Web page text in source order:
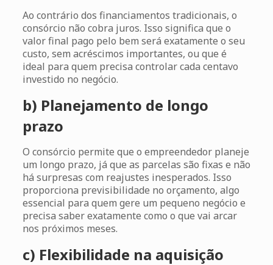
Ao contrário dos financiamentos tradicionais, o
consórcio não cobra juros. Isso significa que o
valor final pago pelo bem será exatamente o seu
custo, sem acréscimos importantes, ou que é
ideal para quem precisa controlar cada centavo
investido no negócio.
b) Planejamento de longo
prazo
O consórcio permite que o empreendedor planeje
um longo prazo, já que as parcelas são fixas e não
há surpresas com reajustes inesperados. Isso
proporciona previsibilidade no orçamento, algo
essencial para quem gere um pequeno negócio e
precisa saber exatamente como o que vai arcar
nos próximos meses.
c) Flexibilidade na aquisição